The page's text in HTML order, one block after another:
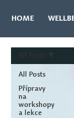
HOME
All Posts
Přípravy
na
workshopy
a lekce
All Posts